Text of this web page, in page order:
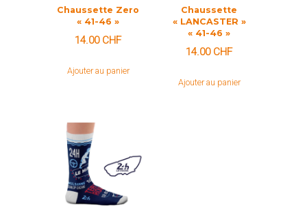
Chaussette Zero
« 41-46 »
14.00 CHF
Ajouter au panier
Chaussette
« LANCASTER »
« 41-46 »
14.00 CHF
Ajouter au panier